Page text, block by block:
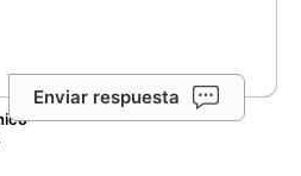
Enviar respuesta